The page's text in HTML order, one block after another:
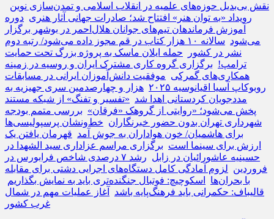
نقش بی‌بدیل حوزه‌های علمیه در انقلاب اسلامی و تمدن‌سازی نوین
رویداد «به توان هنر» افتتاح شد؛ صادرات جهانی آثار هنری دوره
آموزش فرماندهان تیم‌های جوانان هلال‌احمر در بوشهر برگزار
می‌شود
سالانه ۱۰ هزار کتاب در قم مجوز داده می‌شود/ رتبه دوم
نشر در کشور
حمله ایلان ماسک به پروژه بزرگ تحت حمایت
ترامپ! برگزاری گروه کاری مشترک ایران و روسیه در زمینه
همکاری‌های گمرکی موفقیت دانش‌آموزان ایرانی در مسابقات
روبوکاپ آسیا اقیانوسیه ۲۰۲۵
هزار و چهارصدمین سری جهیزیه به
مددجویان کردستانی اهدا شد «تفسیر و تفنگ» از شبکه مستند
پخش می‌شود؛ «روایتی از گروهک «فرقان» بررسی متمم بودجه
شهرداری تهران بدون حضور خبرنگاران خط‌ونشان پرسپولیسی‌ها
برای هاشمیان/ خون هواداران به جوش آمد قهرمان یافتن یک
ارزش برای سینما است برگزاری مراسم عزاداری سید الشهدا در
حسینیه عاشورائیان در زابل
رشد ۷ درصدی شاخص فرابورس در
فروردین لزوم آمادگی کامل دستگاه‌های اجرایی دشتی برای مقابله
با بحران‌ها
اسکوچیچ: فوتبال جنگنده‌تری باید به نمایش بگذاریم
قالیباف: حکمرانی باید فرهنگ‌پایه باشد
آغاز عملیات مهم در شمال
غرب کشور